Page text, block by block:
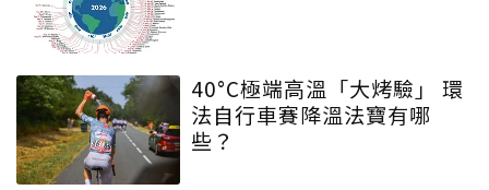
40°C極端高溫「大烤驗」 環
法自行車賽降溫法寶有哪
些？